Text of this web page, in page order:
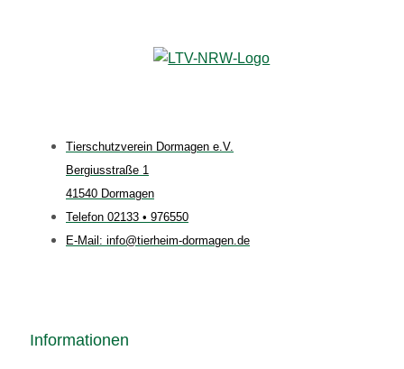
Tierschutzverein Dormagen e.V.
Bergiusstraße 1
41540 Dormagen
Telefon 02133 • 976550
E-Mail: info@tierheim-dormagen.de
Informationen